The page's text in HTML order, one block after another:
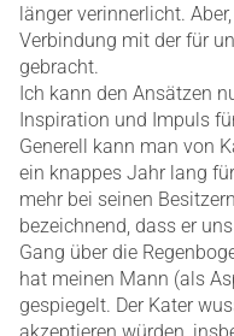
länger verinnerlicht.
Verbindung mit der für
gebracht.
Ich kann den Ansätzen
Inspiration und Impuls
Generell kann man von
ein knappes Jahr lang
mehr bei seinen
bezeichnend, dass er
Gang über die
hat meinen Mann (als
gespiegelt. Der Kater
akzeptieren würden,